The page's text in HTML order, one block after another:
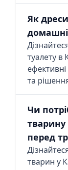
Як
туалету в
та
Чи
тварину
перед
тварин у